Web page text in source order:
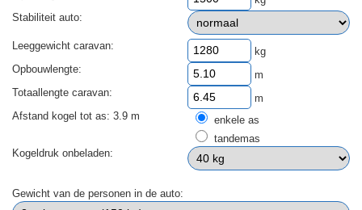
Stabiliteit auto:
Leeggewicht caravan:
kg
Opbouwlengte:
m
Totaallengte caravan:
m
Afstand kogel tot as: 3.9 m
enkele as
tandemas
Kogeldruk onbeladen:
Gewicht van de personen in de auto: